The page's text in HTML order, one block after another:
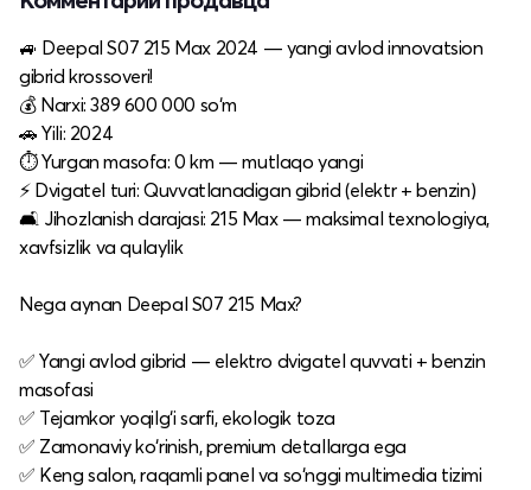
🚙 Deepal S07 215 Max 2024 — yangi avlod innovatsion
gibrid krossoveri!
💰 Narxi: 389 600 000 so‘m
🚗 Yili: 2024
⏱ Yurgan masofa: 0 km — mutlaqo yangi
⚡ Dvigatel turi: Quvvatlanadigan gibrid (elektr + benzin)
🛋 Jihozlanish darajasi: 215 Max — maksimal texnologiya,
xavfsizlik va qulaylik
Nega aynan Deepal S07 215 Max?
✅ Yangi avlod gibrid — elektro dvigatel quvvati + benzin
masofasi
✅ Tejamkor yoqilg‘i sarfi, ekologik toza
✅ Zamonaviy ko‘rinish, premium detallarga ega
✅ Keng salon, raqamli panel va so‘nggi multimedia tizimi